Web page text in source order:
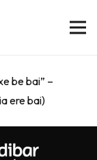
be bai” –
ere bai)